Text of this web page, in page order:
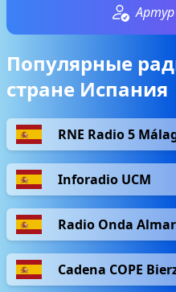
Популярные
стране Испания
RNE Radio 5
Inforadio UCM
Radio Onda
Cadena COPE